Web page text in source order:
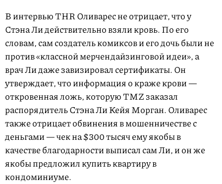
В интервью THR Оливарес не отрицает, что у
Стэна Ли действительно взяли кровь. По его
словам, сам создатель комиксов и его дочь были не
против «классной мерчендайзинговой идеи», а
врач Ли даже завизировал сертификаты. Он
утверждает, что информация о краже крови —
откровенная ложь, которую TMZ заказал
распорядитель Стэна Ли Кейя Морган. Оливарес
также отрицает обвинения в мошенничестве с
деньгами — чек на $300 тысяч ему якобы в
качестве благодарности выписал сам Ли, и он же
якобы предложил купить квартиру в
кондоминиуме.